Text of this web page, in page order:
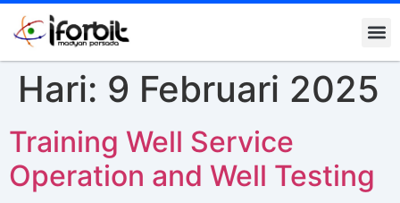
Hari: 9 Februari 2025
Training Well Service
Operation and Well Testing